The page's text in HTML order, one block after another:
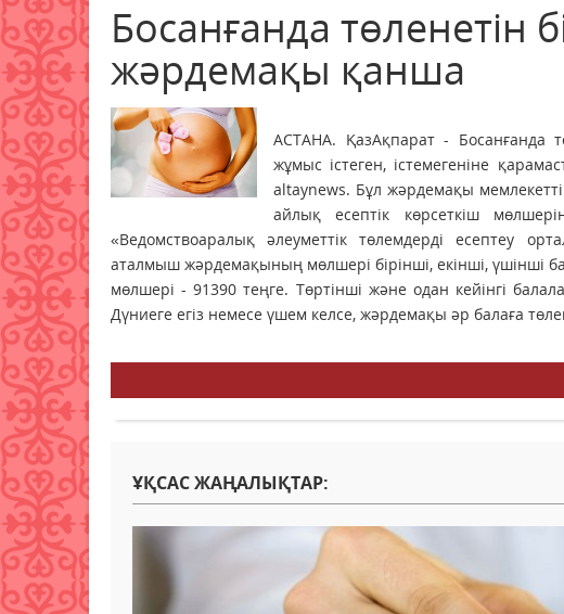
Босанғанда төленетін
жәрдемақы қанша
АСТАНА. ҚазАқпарат - Босанғанда
жұмыс істеген, істемегеніне
altaynews. Бұл жәрдемақы
айлық есептік көрсеткіш
«Ведомствоаралық әлеуметтік төлемдерді есептеу
аталмыш жәрдемақының мөлшері бірінші, екінші, үшінші
мөлшері - 91390 теңге. Төртінші және одан кейінгі
Дүниеге егіз немесе үшем келсе, жәрдемақы әр балаға
ҰҚСАС ЖАҢАЛЫҚТАР: